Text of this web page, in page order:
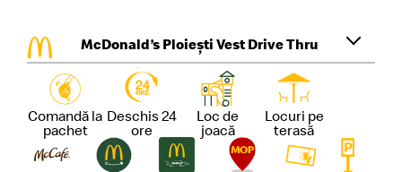
McDonald’s Ploiești Vest Drive Thru
Comandă la
pachet
Deschis 24
ore
Loc de
joacă
Locuri pe
terasă